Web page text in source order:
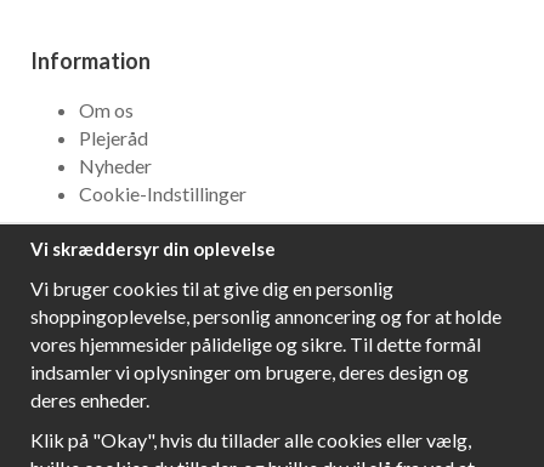
Information
Om os
Plejeråd
Nyheder
Cookie-Indstillinger
NYHEDSBREV
Få bedste tilbud og\r spændende nye produkter!
Vi skræddersyr din oplevelse
Vi bruger cookies til at give dig en personlig
shoppingoplevelse, personlig annoncering og for at holde
vores hjemmesider pålidelige og sikre. Til dette formål
indsamler vi oplysninger om brugere, deres design og
deres enheder.
Klik på "Okay", hvis du tillader alle cookies eller vælg,